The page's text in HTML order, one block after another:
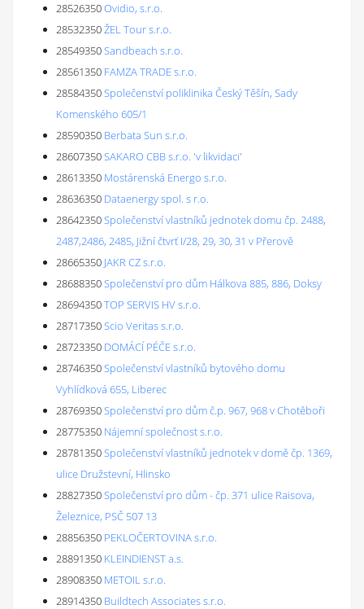
28526350Ovidio, s.r.o.
28532350ŽEL Tour s.r.o.
28549350Sandbeach s.r.o.
28561350 FAMZA TRADE s.r.o.
28584350Společenství poliklinika Český Těšín, Sady
Komenského 605/1
28590350 Berbata Sun s.r.o.
28607350SAKARO CBB s.r.o. 'v likvidaci'
28613350 Mostárenská Energo s.r.o.
28636350 Dataenergy spol. s r.o.
28642350Společenství vlastníků jednotek domu čp. 2488,
2487,2486, 2485, Jižní čtvrť I/28, 29, 30, 31 v Přerově
28665350 JAKR CZ s.r.o.
28688350Společenství pro dům Hálkova 885, 886, Doksy
28694350TOP SERVIS HV s.r.o.
28717350Scio Veritas s.r.o.
28723350 DOMÁCÍ PÉČE s.r.o.
28746350Společenství vlastníků bytového domu
Vyhlídková 655, Liberec
28769350Společenství pro dům č.p. 967, 968 v Chotěboři
28775350 Nájemní společnost s.r.o.
28781350Společenství vlastníků jednotek v domě čp. 1369,
ulice Družstevní, Hlinsko
28827350Společenství pro dům - čp. 371 ulice Raisova,
Železnice, PSČ 507 13
28856350 PEKLOČERTOVINA s.r.o.
28891350 KLEINDIENST a.s.
28908350 METOIL s.r.o.
28914350 Buildtech Associates s.r.o.